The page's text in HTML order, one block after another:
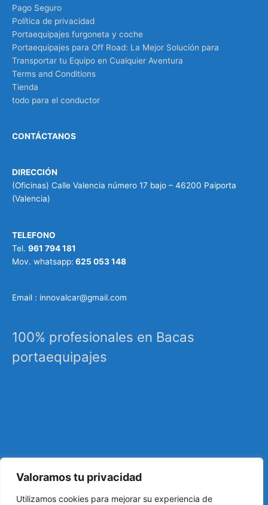
Valoramos tu privacidad
Utilizamos cookies para mejorar su experiencia de
Pago Seguro
Política de privacidad
Portaequipajes furgoneta y coche
Portaequipajes para Off Road: La Mejor Solución para
Transportar tu Equipo en Cualquier Aventura
Terms and Conditions
Tienda
todo para el conductor
CONTÁCTANOS
DIRECCIÓN
(Oficinas) Calle Valencia número 17 bajo – 46200 Paiporta
(Valencia)
TELEFONO
Tel. 961 794 181
Mov. whatsapp: 625 053 148
Email : innovalcar@gmail.com
100% profesionales en Bacas
portaequipajes
industriales, barras de techo, carrocería, etc…